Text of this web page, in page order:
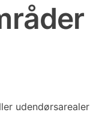
udendørsarealer